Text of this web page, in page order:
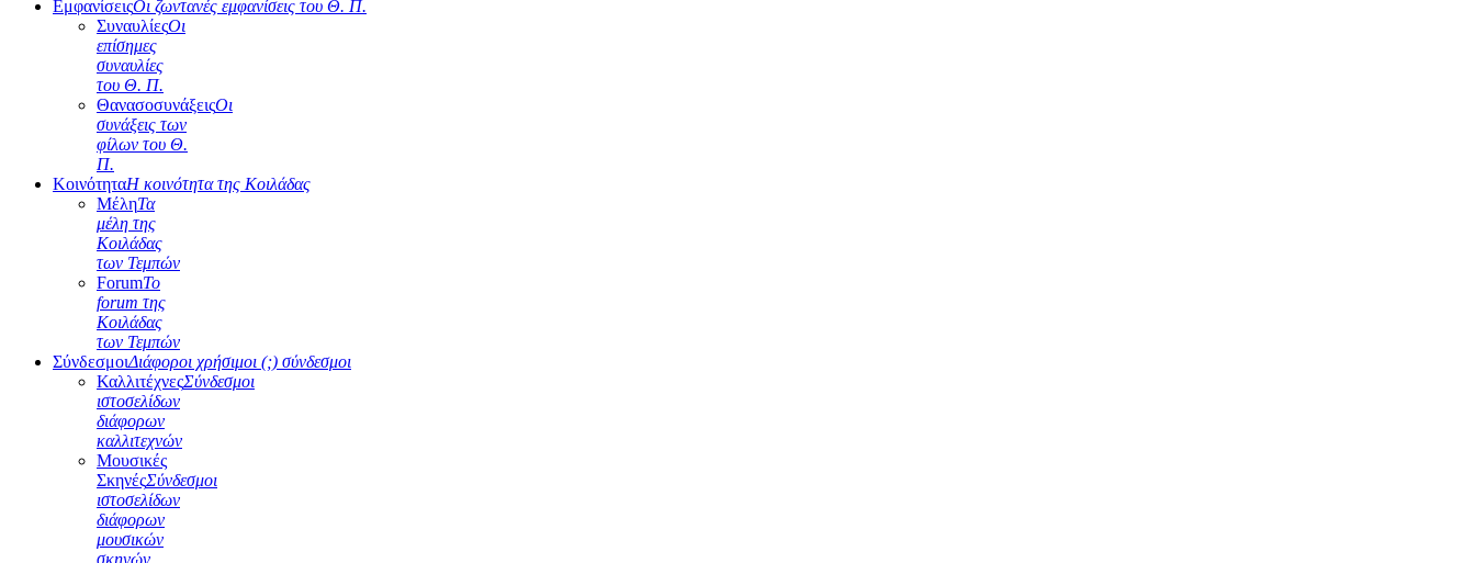
ΕμφανίσειςΟι ζωντανές εμφανίσεις του Θ. Π.
ΣυναυλίεςΟι
επίσημες
συναυλίες
του Θ. Π.
ΘανασοσυνάξειςΟι
συνάξεις των
φίλων του Θ.
Π.
ΚοινότηταΗ κοινότητα της Κοιλάδας
ΜέληΤα
μέλη της
Κοιλάδας
των Τεμπών
ForumΤο
forum της
Κοιλάδας
των Τεμπών
ΣύνδεσμοιΔιάφοροι χρήσιμοι (;) σύνδεσμοι
ΚαλλιτέχνεςΣύνδεσμοι
ιστοσελίδων
διάφορων
καλλιτεχνών
Μουσικές
ΣκηνέςΣύνδεσμοι
ιστοσελίδων
διάφορων
μουσικών